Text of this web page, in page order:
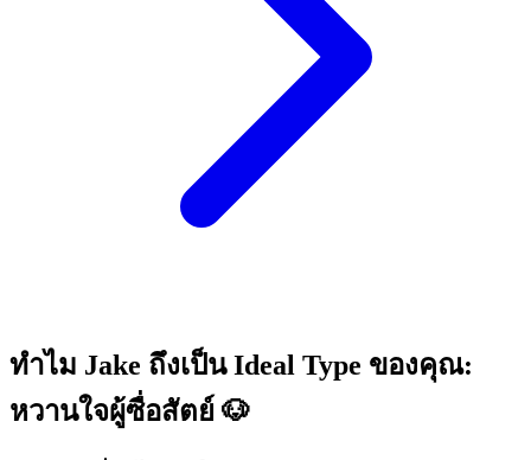
ทำไม Jake ถึงเป็น Ideal Type ของคุณ:
หวานใจผู้ซื่อสัตย์ 🐶